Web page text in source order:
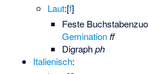
Laut:​[⁠f⁠]​
Feste
Gemination ff
Digraphph
Italienisch: